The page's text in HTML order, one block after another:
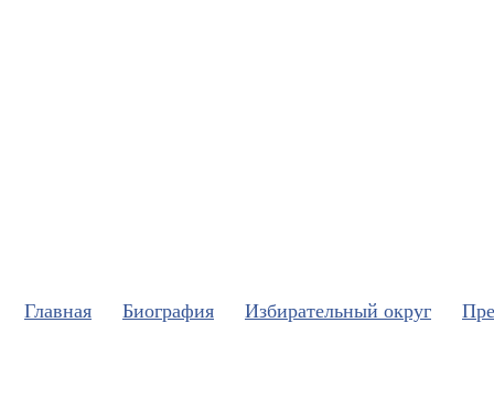
Главная Биография Избирательный округ